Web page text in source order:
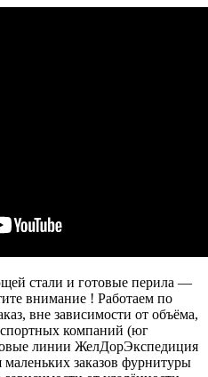
стали и готовые перила —
внимание ! Работаем по
вне зависимости от объёма,
компаний (юг
линии ЖелДорЭкспедиция
заказов фурнитуры